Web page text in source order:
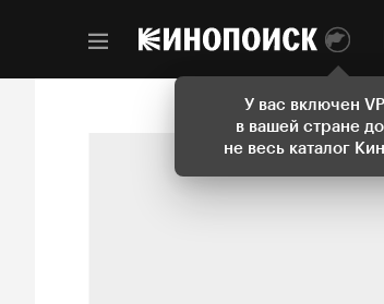
У вас включен
в вашей стране
не весь каталог